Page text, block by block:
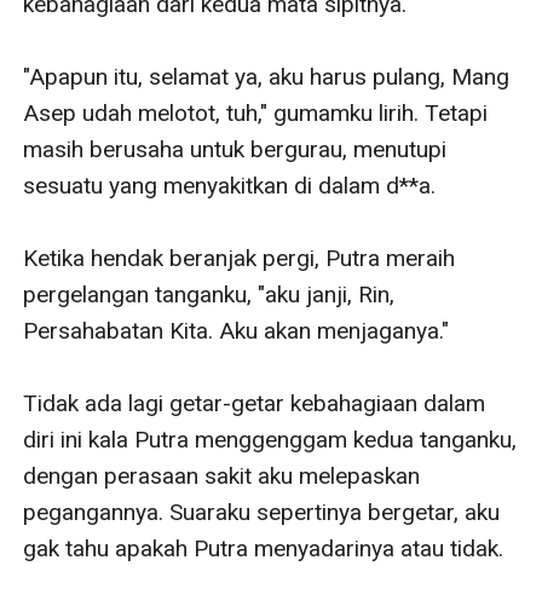
"Apapun itu, selamat ya, aku harus pulang, Mang
Asep udah melotot, tuh," gumamku lirih. Tetapi
masih berusaha untuk bergurau, menutupi
sesuatu yang menyakitkan di dalam d**a.
Ketika hendak beranjak pergi, Putra meraih
pergelangan tanganku, "aku janji, Rin,
Persahabatan Kita. Aku akan menjaganya."
Tidak ada lagi getar-getar kebahagiaan dalam
diri ini kala Putra menggenggam kedua tanganku,
dengan perasaan sakit aku melepaskan
pegangannya. Suaraku sepertinya bergetar, aku
gak tahu apakah Putra menyadarinya atau tidak.